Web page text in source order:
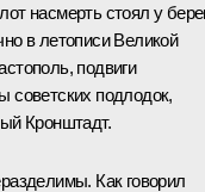
насмерть стоял у
в летописи Великой
подвиги
советских подлодок,
Кронштадт.
Как говорил